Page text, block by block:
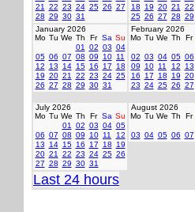
21
22 23 24 25 26 27
28 29 30 31
18
19 20 21 22
25 26 27 28 29
January 2026
Mo Tu We Th Fr Sa Su
01
02 03 04
05 06 07 08 09 10 11
12
13 14 15 16 17
18
19 20 21 22 23 24 25
26 27 28 29 30 31
February 2026
Mo Tu We Th Fr
02 03 04 05 06
09
10 11 12 13
16
17 18 19 20
23 24 25 26 27
July 2026
Mo Tu We Th Fr Sa Su
01
02 03 04 05
06 07 08 09 10 11
12
13
14 15 16 17 18
19
20 21 22 23 24 25 26
27 28 29 30 31
August 2026
Mo Tu We Th Fr
03 04 05 06 07
Last 24 hours